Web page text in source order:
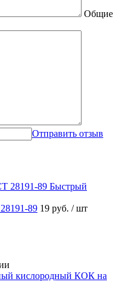
Общие
Отправить отзыв
Быстрый
89 19 руб. / шт